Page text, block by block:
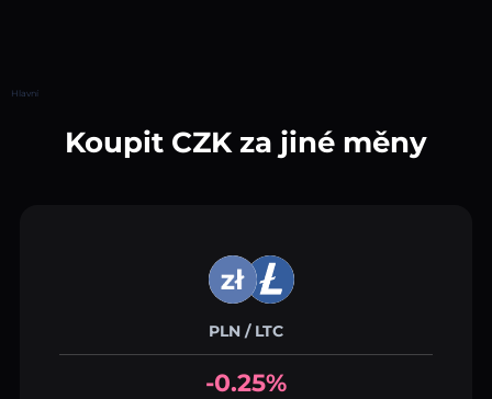
Hlavní
Koupit CZK za jiné měny
PLN / LTC
-0.25%